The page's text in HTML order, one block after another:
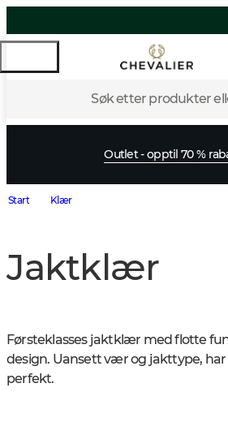
Søk etter produkter
Outlet - opptil 70 %
Start Klær
Jaktklær
Førsteklasses jaktklær med flotte
design. Uansett vær og jakttype,
perfekt.